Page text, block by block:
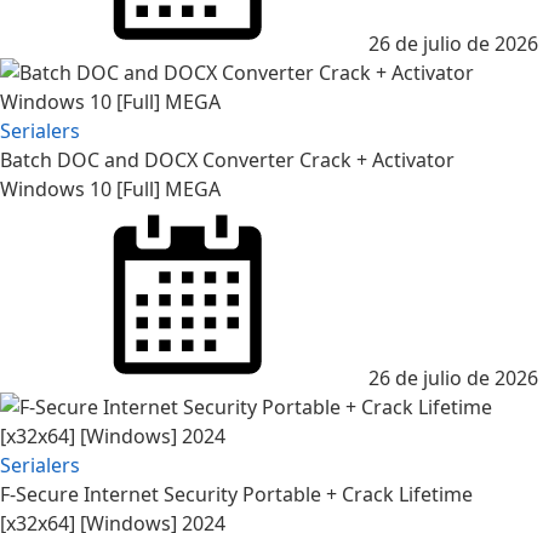
26 de julio de 2026
Serialers
Batch DOC and DOCX Converter Crack + Activator
Windows 10 [Full] MEGA
26 de julio de 2026
Serialers
F-Secure Internet Security Portable + Crack Lifetime
[x32x64] [Windows] 2024